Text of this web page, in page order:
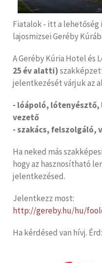
Fiatalok - itt a
lajosmizsei Geréby
A Geréby Kúria Hotel és
25 év alatti)
jelentkezését várjuk az
- lóápoló, lótenyésztő,
vezető
- szakács, felszolgáló,
Ha neked más
hogy az hasznosítható
jelentkezésed.
Jelentkezz most:
http://gereby.hu/hu/
Ha kérdésed van hívj. Érd: